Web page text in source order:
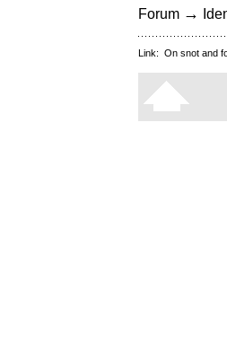
Forum →
Link: On snot and